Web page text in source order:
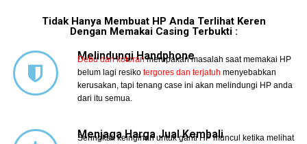
Tidak Hanya Membuat HP Anda Terlihat Keren
Dengan Memakai Casing Terbukti :
Melindungi Handphone
Debu dan kotoran merupakan masalah saat memakai HP
belum lagi resiko tergores dan terjatuh menyebabkan
kerusakan, tapi tenang case ini akan melindungi HP anda
dari itu semua.
Menjaga Harga Jual Kembali
Seringkali keinginan untuk ganti HP muncul ketika melihat